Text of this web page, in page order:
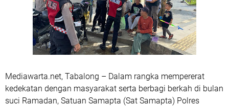
Mediawarta.net, Tabalong – Dalam rangka mempererat
kedekatan dengan masyarakat serta berbagi berkah di bulan
suci Ramadan, Satuan Samapta (Sat Samapta) Polres